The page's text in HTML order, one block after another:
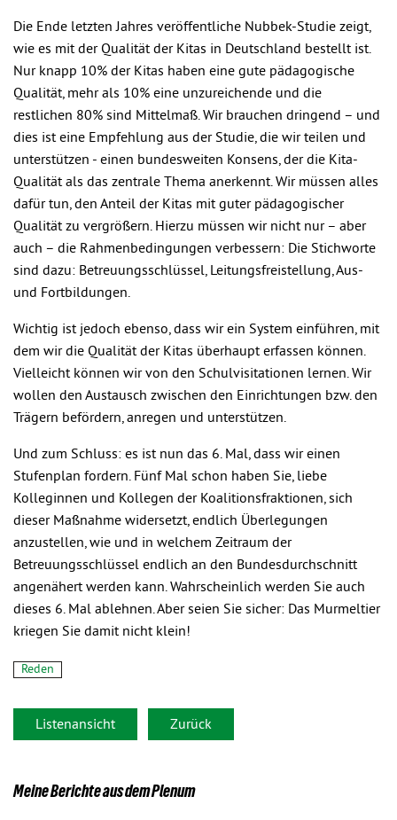
Die Ende letzten Jahres veröffentliche Nubbek-Studie zeigt,
wie es mit der Qualität der Kitas in Deutschland bestellt ist.
Nur knapp 10% der Kitas haben eine gute pädagogische
Qualität, mehr als 10% eine unzureichende und die
restlichen 80% sind Mittelmaß. Wir brauchen dringend – und
dies ist eine Empfehlung aus der Studie, die wir teilen und
unterstützen - einen bundesweiten Konsens, der die Kita-
Qualität als das zentrale Thema anerkennt. Wir müssen alles
dafür tun, den Anteil der Kitas mit guter pädagogischer
Qualität zu vergrößern. Hierzu müssen wir nicht nur – aber
auch – die Rahmenbedingungen verbessern: Die Stichworte
sind dazu: Betreuungsschlüssel, Leitungsfreistellung, Aus-
und Fortbildungen.
Wichtig ist jedoch ebenso, dass wir ein System einführen, mit
dem wir die Qualität der Kitas überhaupt erfassen können.
Vielleicht können wir von den Schulvisitationen lernen. Wir
wollen den Austausch zwischen den Einrichtungen bzw. den
Trägern befördern, anregen und unterstützen.
Und zum Schluss: es ist nun das 6. Mal, dass wir einen
Stufenplan fordern. Fünf Mal schon haben Sie, liebe
Kolleginnen und Kollegen der Koalitionsfraktionen, sich
dieser Maßnahme widersetzt, endlich Überlegungen
anzustellen, wie und in welchem Zeitraum der
Betreuungsschlüssel endlich an den Bundesdurchschnitt
angenähert werden kann. Wahrscheinlich werden Sie auch
dieses 6. Mal ablehnen. Aber seien Sie sicher: Das Murmeltier
kriegen Sie damit nicht klein!
Reden
Listenansicht Zurück
Meine Berichte aus dem Plenum